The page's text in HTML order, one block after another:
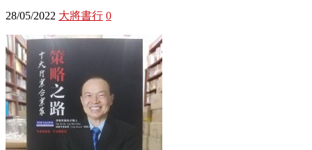
28/05/2022 大將書行 0